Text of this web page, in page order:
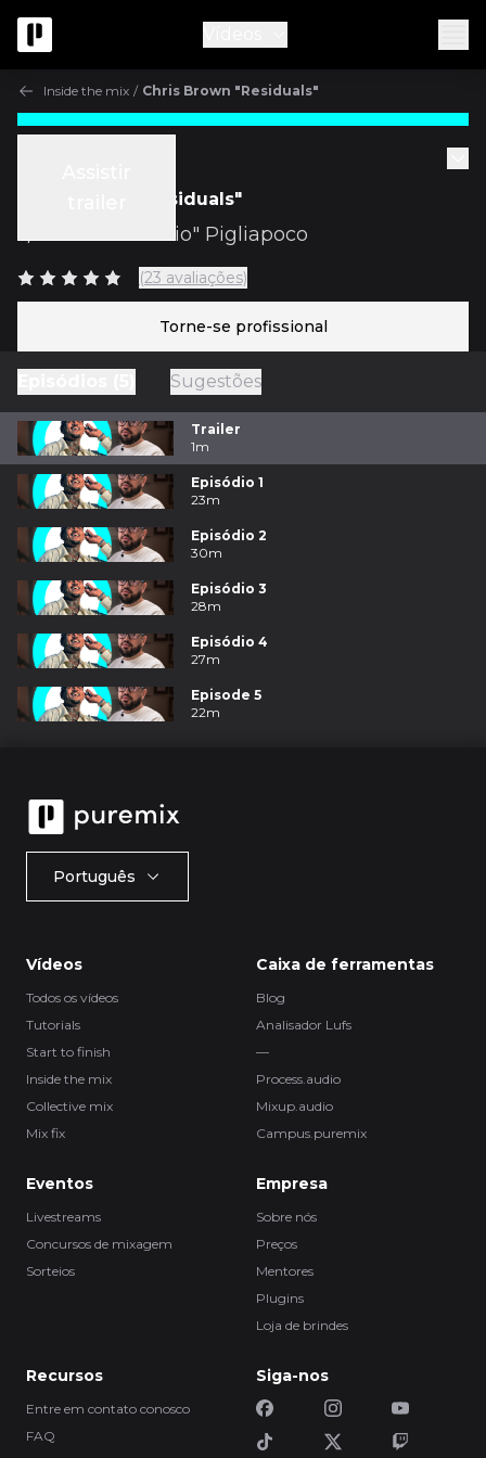
Inside the mix / Chris Brown "Residuals"
Chris Brown "Residuals"
Patrizio "Teezio" Pigliapoco
(23 avaliações)
Torne-se profissional
Sugestões
Trailer
1m
Episódio 1
23m
Episódio 2
30m
Episódio 3
28m
Episódio 4
27m
Episode 5
22m
Português
Vídeos
Todos os vídeos
Tutorials
Start to finish
Inside the mix
Collective mix
Mix fix
Caixa de ferramentas
Blog
Analisador Lufs
—
Process.audio
Mixup.audio
Campus.puremix
Eventos
Livestreams
Concursos de mixagem
Sorteios
Empresa
Sobre nós
Preços
Mentores
Plugins
Loja de brindes
Recursos
Entre em contato conosco
FAQ
Siga-nos